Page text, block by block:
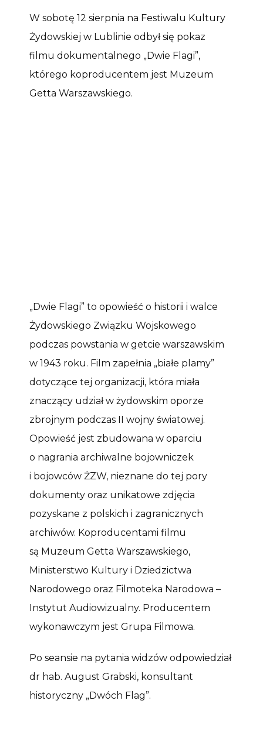
W sobotę 12 sierpnia na Festiwalu Kultury
Żydowskiej w Lublinie odbył się pokaz
filmu dokumentalnego „Dwie Flagi”,
którego koproducentem jest Muzeum
Getta Warszawskiego.
„Dwie Flagi” to opowieść o historii i walce
Żydowskiego Związku Wojskowego
podczas powstania w getcie warszawskim
w 1943 roku. Film zapełnia „białe plamy”
dotyczące tej organizacji, która miała
znaczący udział w żydowskim oporze
zbrojnym podczas II wojny światowej.
Opowieść jest zbudowana w oparciu
o nagrania archiwalne bojowniczek
i bojowców ŻZW, nieznane do tej pory
dokumenty oraz unikatowe zdjęcia
pozyskane z polskich i zagranicznych
archiwów. Koproducentami filmu
są Muzeum Getta Warszawskiego,
Ministerstwo Kultury i Dziedzictwa
Narodowego oraz Filmoteka Narodowa –
Instytut Audiowizualny. Producentem
wykonawczym jest Grupa Filmowa.
Po seansie na pytania widzów odpowiedział
dr hab. August Grabski, konsultant
historyczny „Dwóch Flag”.